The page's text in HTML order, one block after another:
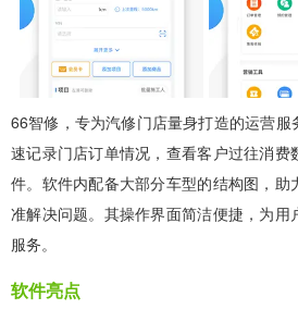
66智修，专为汽修门店量身打造的运营
速记录门店订单情况，查看客户过往消费
件。软件内配备大部分车型的结构图，
准解决问题。其操作界面简洁便捷，为用
服务。
软件亮点